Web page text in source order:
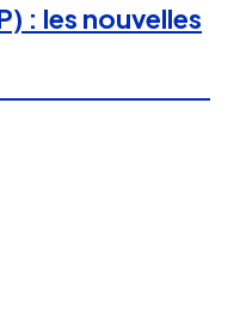
: les nouvelles